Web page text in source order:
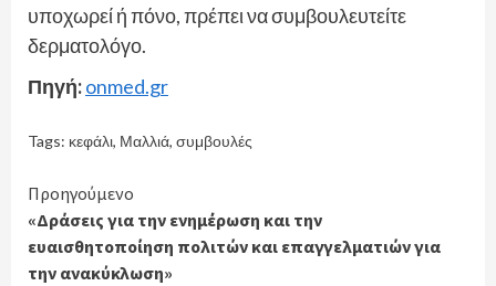
υποχωρεί ή πόνο, πρέπει να συμβουλευτείτε
δερματολόγο.
Πηγή:onmed.gr
Tags: κεφάλι, Μαλλιά, συμβουλές
Continue
Reading
Προηγούμενο
«Δράσεις για την ενημέρωση και την
ευαισθητοποίηση πολιτών και επαγγελματιών για
την ανακύκλωση»